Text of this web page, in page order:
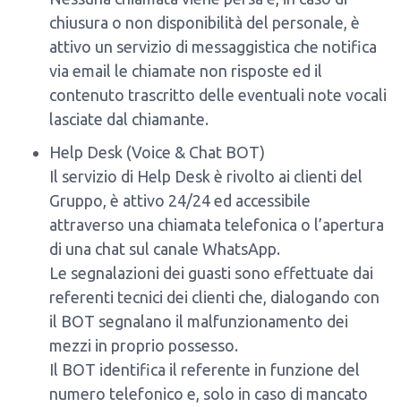
chiusura o non disponibilità del personale, è
attivo un servizio di messaggistica che notifica
via email le chiamate non risposte ed il
contenuto trascritto delle eventuali note vocali
lasciate dal chiamante.
Help Desk (Voice & Chat BOT)
Il servizio di Help Desk è rivolto ai clienti del
Gruppo, è attivo 24/24 ed accessibile
attraverso una chiamata telefonica o l’apertura
di una chat sul canale WhatsApp.
Le segnalazioni dei guasti sono effettuate dai
referenti tecnici dei clienti che, dialogando con
il BOT segnalano il malfunzionamento dei
mezzi in proprio possesso.
Il BOT identifica il referente in funzione del
numero telefonico e, solo in caso di mancato